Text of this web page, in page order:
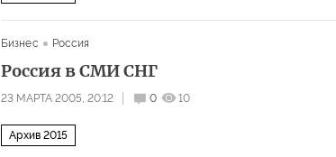
Бизнес Россия
Россия в СМИ СНГ
23 МАРТА 2005, 20:12 0 10
Архив 2015